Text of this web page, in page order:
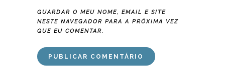
GUARDAR O MEU NOME, EMAIL E SITE
NESTE NAVEGADOR PARA A PRÓXIMA VEZ
QUE EU COMENTAR.